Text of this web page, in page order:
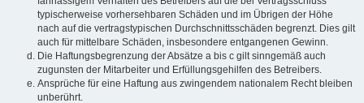
typischerweise vorhersehbaren Schäden und im Übrigen der Höhe
nach auf die vertragstypischen Durchschnittsschäden begrenzt. Dies gilt
auch für mittelbare Schäden, insbesondere entgangenen Gewinn.
Die Haftungsbegrenzung der Absätze a bis c gilt sinngemäß auch
zugunsten der Mitarbeiter und Erfüllungsgehilfen des Betreibers.
Ansprüche für eine Haftung aus zwingendem nationalem Recht bleiben
unberührt.